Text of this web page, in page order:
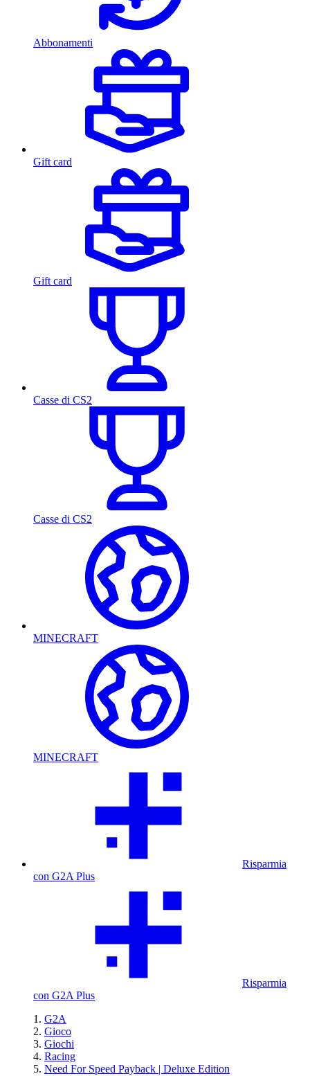
Abbonamenti
Gift card
Gift card
Casse di CS2
Casse di CS2
MINECRAFT
MINECRAFT
Risparmia
con G2A Plus
Risparmia
con G2A Plus
G2A
Gioco
Giochi
Racing
Need For Speed Payback | Deluxe Edition